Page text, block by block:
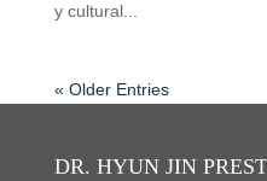
y cultural...
« Older Entries
DR. HYUN JIN